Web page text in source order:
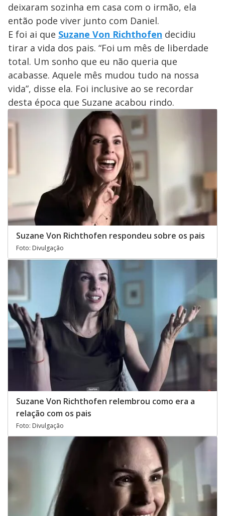
deixaram sozinha em casa com o irmão, ela
então pode viver junto com Daniel.
E foi ai que Suzane Von Richthofen decidiu
tirar a vida dos pais. “Foi um mês de liberdade
total. Um sonho que eu não queria que
acabasse. Aquele mês mudou tudo na nossa
vida”, disse ela. Foi inclusive ao se recordar
desta época que Suzane acabou rindo.
Suzane Von Richthofen respondeu sobre os pais
Foto: Divulgação
Suzane Von Richthofen relembrou como era a
relação com os pais
Foto: Divulgação